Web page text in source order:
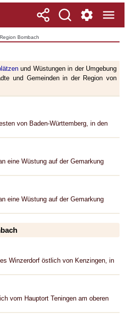
Bombach
und Wüstungen in der Umgebung
und Gemeinden in der Region von
von Baden-Württemberg, in den
eine Wüstung auf der Gemarkung
eine Wüstung auf der Gemarkung
Winzerdorf östlich von Kenzingen, in
vom Hauptort Teningen am oberen